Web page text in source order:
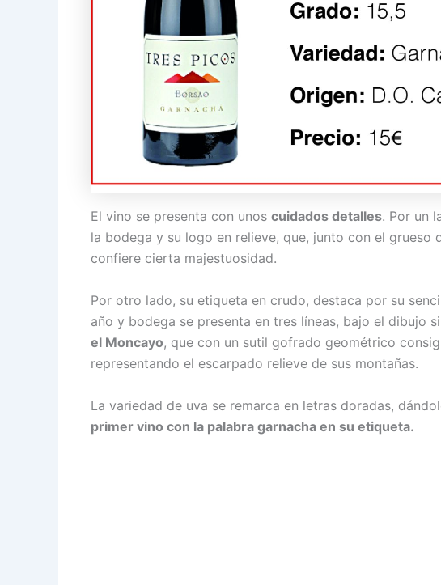
El vino se presenta con unos cuidados detalles. Por un
la bodega y su logo en relieve, que, junto con el
confiere cierta majestuosidad.
Por otro lado, su etiqueta en crudo, destaca por su
año y bodega se presenta en tres líneas, bajo el dibujo
el Moncayo, que con un sutil gofrado geométrico
representando el escarpado relieve de sus montañas.
La variedad de uva se remarca en letras doradas,
primer vino con la palabra garnacha en su etiqueta.